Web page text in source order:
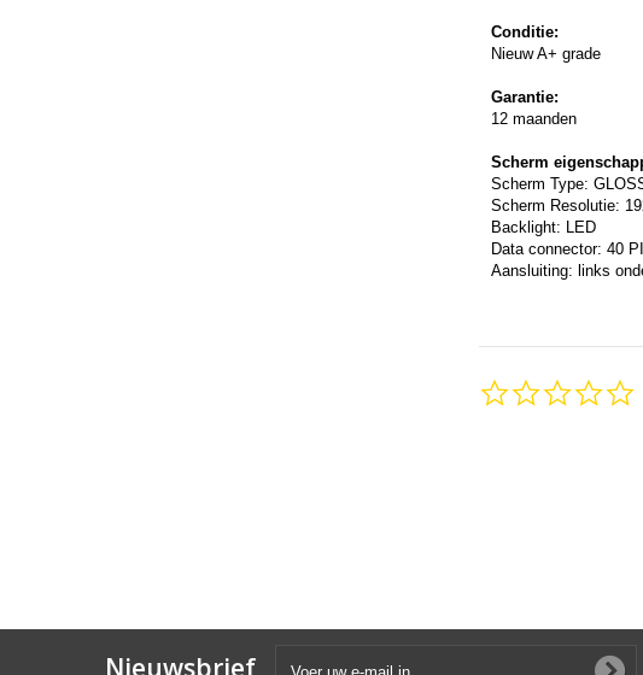
Conditie:
Nieuw A+ grade
Garantie:
12 maanden
Scherm
Scherm Type:
Scherm Resolutie:
Backlight: LED
Data connector: 40
Aansluiting: links
Nieuwsbrief